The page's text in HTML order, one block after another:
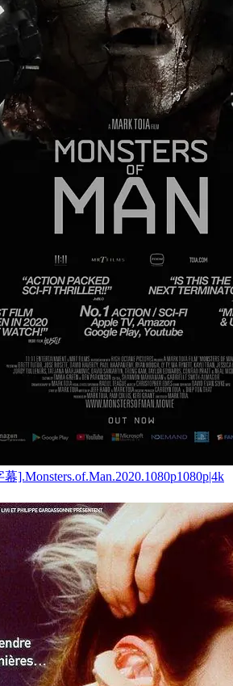
].Monsters.of.Man.2020.1080p1080p|4k